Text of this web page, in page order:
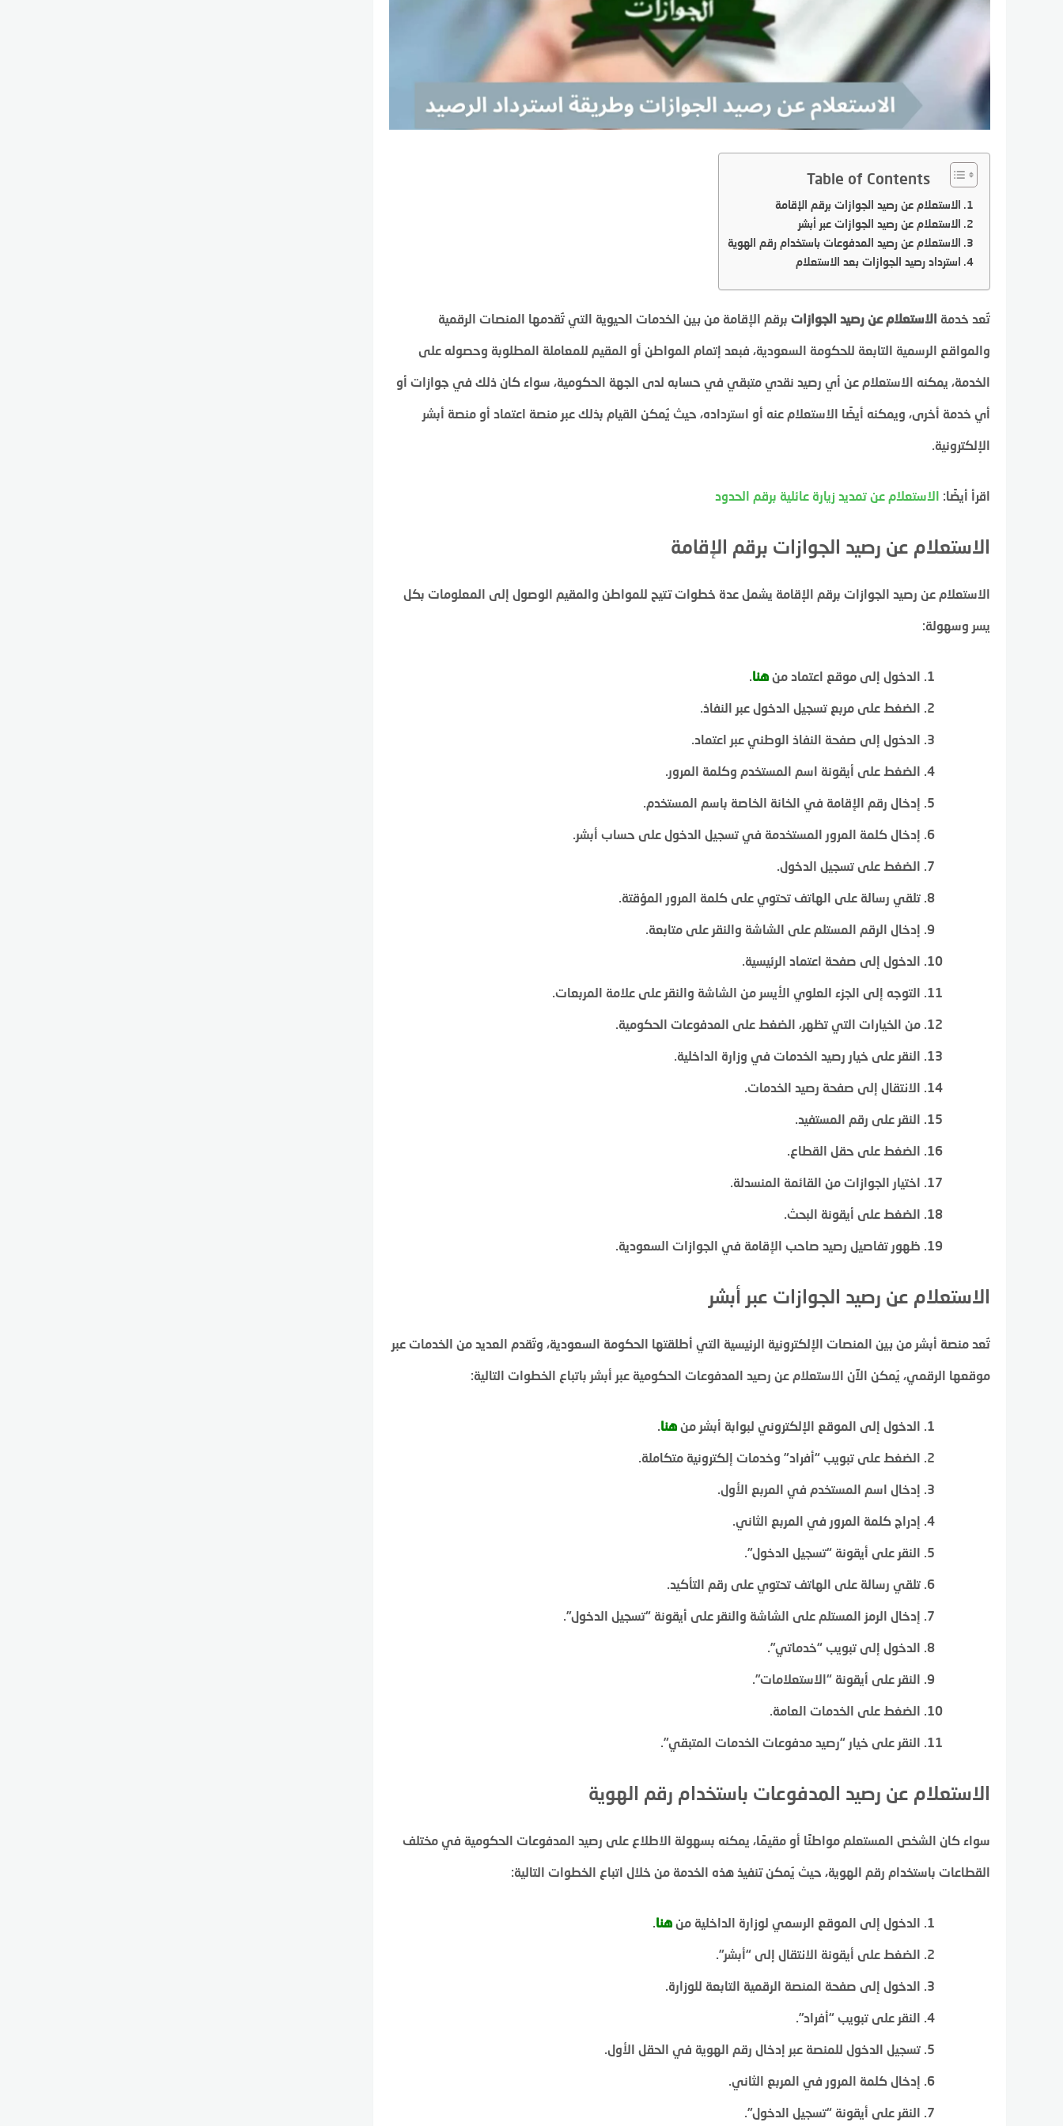
Table of Contents
الاستعلام عن رصيد الجوازات برقم الإقامة
الاستعلام عن رصيد الجوازات عبر أبشر
الاستعلام عن رصيد المدفوعات باستخدام رقم الهوية
استرداد رصيد الجوازات بعد الاستعلام
تُعد خدمة الاستعلام عن رصيد الجوازات برقم الإقامة من بين الخدمات الحيوية التي تُقدمها المنصات الرقمية
والمواقع الرسمية التابعة للحكومة السعودية، فبعد إتمام المواطن أو المقيم للمعاملة المطلوبة وحصوله على
الخدمة، يمكنه الاستعلام عن أي رصيد نقدي متبقي في حسابه لدى الجهة الحكومية، سواء كان ذلك في جوازات أو
أي خدمة أخرى، ويمكنه أيضًا الاستعلام عنه أو استرداده، حيث يُمكن القيام بذلك عبر منصة اعتماد أو منصة أبشر
الإلكترونية.
اقرأ أيضًا: الاستعلام عن تمديد زيارة عائلية برقم الحدود
الاستعلام عن رصيد الجوازات برقم الإقامة
الاستعلام عن رصيد الجوازات برقم الإقامة يشمل عدة خطوات تتيح للمواطن والمقيم الوصول إلى المعلومات بكل
يسر وسهولة:
الدخول إلى موقع اعتماد من هنا.
الضغط على مربع تسجيل الدخول عبر النفاذ.
الدخول إلى صفحة النفاذ الوطني عبر اعتماد.
الضغط على أيقونة اسم المستخدم وكلمة المرور.
إدخال رقم الإقامة في الخانة الخاصة باسم المستخدم.
إدخال كلمة المرور المستخدمة في تسجيل الدخول على حساب أبشر.
الضغط على تسجيل الدخول.
تلقي رسالة على الهاتف تحتوي على كلمة المرور المؤقتة.
إدخال الرقم المستلم على الشاشة والنقر على متابعة.
الدخول إلى صفحة اعتماد الرئيسية.
التوجه إلى الجزء العلوي الأيسر من الشاشة والنقر على علامة المربعات.
من الخيارات التي تظهر، الضغط على المدفوعات الحكومية.
النقر على خيار رصيد الخدمات في وزارة الداخلية.
الانتقال إلى صفحة رصيد الخدمات.
النقر على رقم المستفيد.
الضغط على حقل القطاع.
اختيار الجوازات من القائمة المنسدلة.
الضغط على أيقونة البحث.
ظهور تفاصيل رصيد صاحب الإقامة في الجوازات السعودية.
الاستعلام عن رصيد الجوازات عبر أبشر
تُعد منصة أبشر من بين المنصات الإلكترونية الرئيسية التي أطلقتها الحكومة السعودية، وتُقدم العديد من الخدمات عبر
موقعها الرقمي، يُمكن الآن الاستعلام عن رصيد المدفوعات الحكومية عبر أبشر باتباع الخطوات التالية:
الدخول إلى الموقع الإلكتروني لبوابة أبشر من هنا
الضغط على تبويب “أفراد” وخدمات إلكترونية متكاملة.
إدخال اسم المستخدم في المربع الأول.
إدراج كلمة المرور في المربع الثاني.
النقر على أيقونة “تسجيل الدخول”.
تلقي رسالة على الهاتف تحتوي على رقم التأكيد.
إدخال الرمز المستلم على الشاشة والنقر على أيقونة “تسجيل الدخول”.
الدخول إلى تبويب “خدماتي”.
النقر على أيقونة “الاستعلامات”.
الضغط على الخدمات العامة.
النقر على خيار “رصيد مدفوعات الخدمات المتبقي”.
الاستعلام عن رصيد المدفوعات باستخدام رقم الهوية
سواء كان الشخص المستعلم مواطنًا أو مقيمًا، يمكنه بسهولة الاطلاع على رصيد المدفوعات الحكومية في مختلف
القطاعات باستخدام رقم الهوية، حيث يُمكن تنفيذ هذه الخدمة من خلال اتباع الخطوات التالية:
الدخول إلى الموقع الرسمي لوزارة الداخلية من هنا
الضغط على أيقونة الانتقال إلى “أبشر”.
الدخول إلى صفحة المنصة الرقمية التابعة للوزارة.
النقر على تبويب “أفراد”.
تسجيل الدخول للمنصة عبر إدخال رقم الهوية في الحقل الأول.
إدخال كلمة المرور في المربع الثاني.
النقر على أيقونة “تسجيل الدخول”.